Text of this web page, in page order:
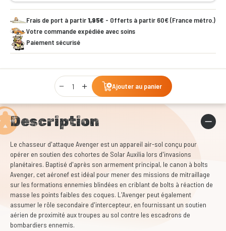
Frais de port à partir1,95€ - Offerts à partir 60€ (France métro.)
Votre commande expédiée avec soins
Paiement sécurisé
Qty
Ajouter au panier
Description
Le chasseur d'attaque Avenger est un appareil air-sol conçu pour
opérer en soutien des cohortes de Solar Auxilia lors d'invasions
planétaires. Baptisé d'après son armement principal, le canon à bolts
Avenger, cet aéronef est idéal pour mener des missions de mitraillage
sur les formations ennemies blindées en criblant de bolts à réaction de
masse les points faibles des coques. L'Avenger peut également
assumer le rôle secondaire d'intercepteur, en fournissant un soutien
aérien de proximité aux troupes au sol contre les escadrons de
bombardiers ennemis.